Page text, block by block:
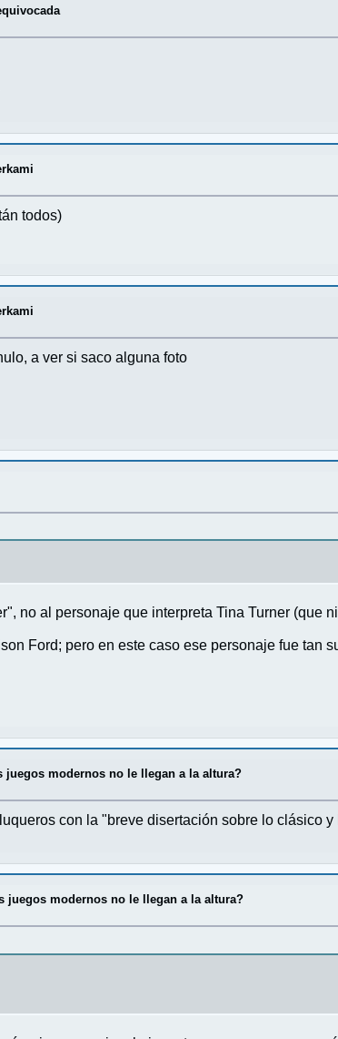
todos)
a ver si saco alguna foto
no al personaje que interpreta Tina Turner (que
Ford; pero en este caso ese personaje fue tan
juegos modernos no le llegan a la altura?
con la "breve disertación sobre lo clásico y
juegos modernos no le llegan a la altura?